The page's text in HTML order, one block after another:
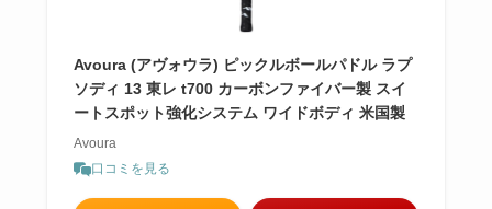
Avoura (アヴォウラ) ピックルボールパドル ラプ
ソディ 13 東レ t700 カーボンファイバー製 スイ
ートスポット強化システム ワイドボディ 米国製
Avoura
口コミを見る